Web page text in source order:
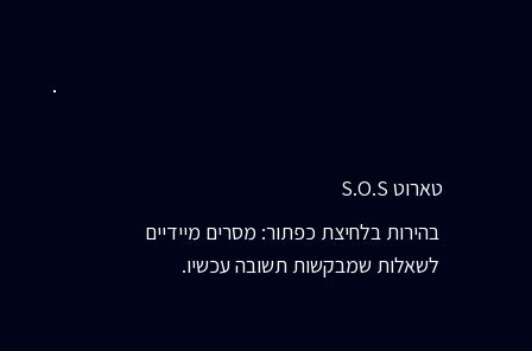
טארוט S.O.S
בהירות בלחיצת כפתור: מסרים מיידיים
לשאלות שמבקשות תשובה עכשיו.